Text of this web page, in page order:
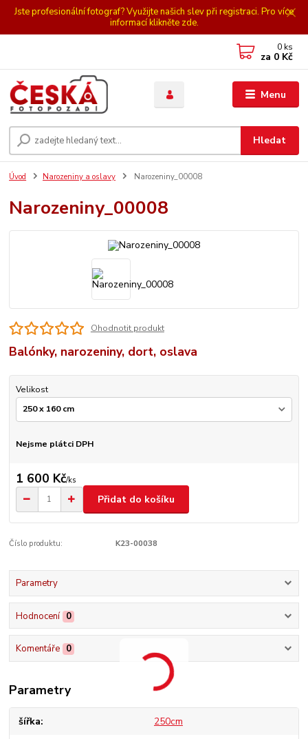
Jste profesionální fotograf? Využijte našich slev při registraci. Pro více
informací klikněte zde.
Menu
Hledat
0 ks
za 0 Kč
Úvod Narozeniny a oslavy Narozeniny_00008
Narozeniny_00008
Ohodnotit produkt
Balónky, narozeniny, dort, oslava
Velikost
Nejsme plátci DPH
1 600 Kč/ks
Přidat do košíku
Číslo produktu: K23-00038
Parametry
Hodnocení 0
Komentáře 0
Parametry
šířka 250cm